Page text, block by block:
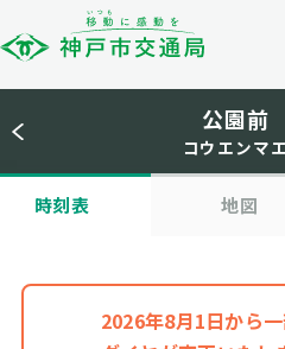
公園前
コウエンマエ
時刻表 地図
2026年8月1日から